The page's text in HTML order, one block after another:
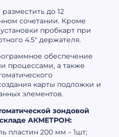
до 12
сочетании. Кроме
пробкарт при
4.5″ держателя.
обеспечение
процессами, а также
карты подложки и
элементов.
зондовой
АКМЕТРОН:
пластин 200 мм – 1шт;